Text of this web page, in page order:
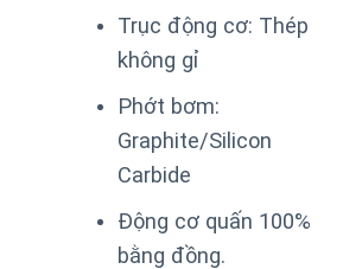
Trục động cơ: Thép
không gỉ
Phớt bơm:
Graphite/Silicon
Carbide
Động cơ quấn 100%
bằng đồng.